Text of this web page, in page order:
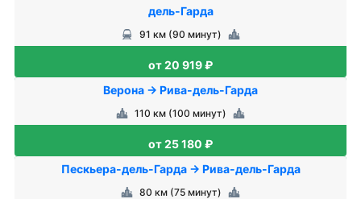
дель-Гарда
91 км (90 минут)
от 20 919 ₽
Верона → Рива-дель-Гарда
110 км (100 минут)
от 25 180 ₽
Пескьера-дель-Гарда → Рива-дель-Гарда
80 км (75 минут)